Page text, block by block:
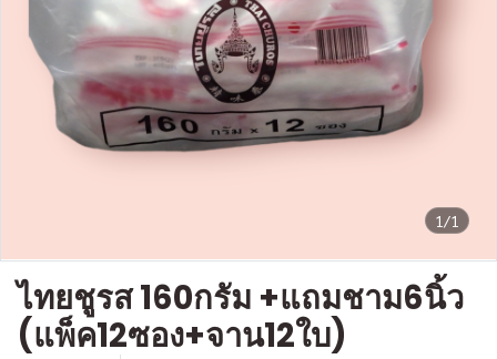
1/1
ไทยชูรส 160กรัม +แถมชาม6นิ้ว
(แพ็ค12ซอง+จาน12ใบ)